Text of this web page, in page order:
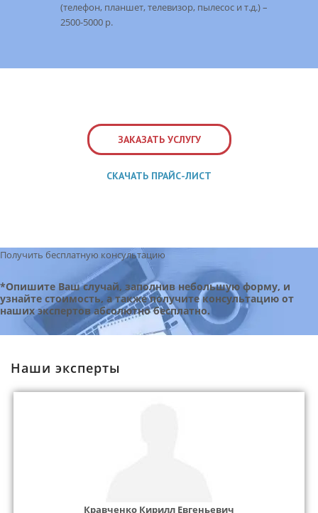
(телефон, планшет, телевизор, пылесос и т.д.) –
2500-5000 р.
ЗАКАЗАТЬ УСЛУГУ
СКАЧАТЬ ПРАЙС-ЛИСТ
Получить бесплатную консультацию
*Опишите Ваш случай, заполнив небольшую форму, и
узнайте стоимость, а также получите консультацию от
наших экспертов абсолютно бесплатно.
Наши эксперты
Кравченко Кирилл Евгеньевич